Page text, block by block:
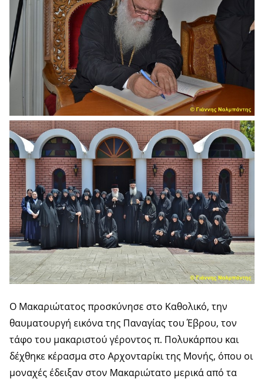
Ο Μακαριώτατος προσκύνησε στο Καθολικό, την
θαυματουργή εικόνα της Παναγίας του Έβρου, τον
τάφο του μακαριστού γέροντος π. Πολυκάρπου και
δέχθηκε κέρασμα στο Αρχονταρίκι της Μονής, όπου οι
μοναχές έδειξαν στον Μακαριώτατο μερικά από τα